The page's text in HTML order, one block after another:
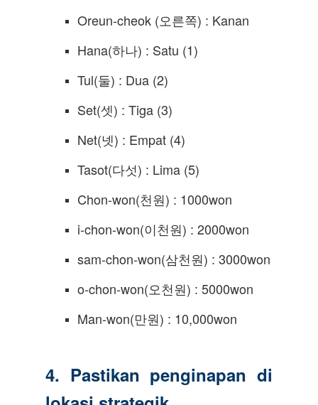
Oreun-cheok (오른쪽) : Kanan
Hana(하나) : Satu (1)
Tul(둘) : Dua (2)
Set(셋) : Tiga (3)
Net(넷) : Empat (4)
Tasot(다섯) : Lima (5)
Chon-won(천원) : 1000won
i-chon-won(이천원) : 2000won
sam-chon-won(삼천원) : 3000won
o-chon-won(오천원) : 5000won
Man-won(만원) : 10,000won
4. Pastikan penginapan di